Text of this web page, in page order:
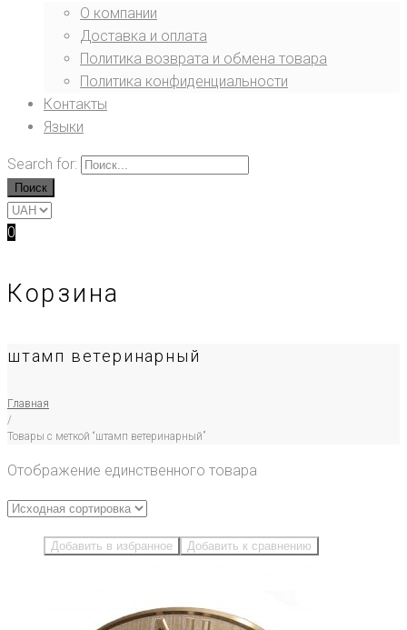
О компании
Доставка и оплата
Политика возврата и обмена товара
Политика конфиденциальности
Контакты
Языки
Search for:
Поиск
0
Корзина
штамп ветеринарный
Главная
/
Товары с меткой “штамп ветеринарный”
Отображение единственного товара
Добавить в избранное Добавить к сравнению